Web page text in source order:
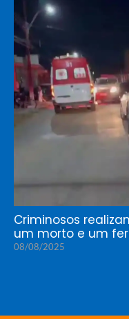
Criminosos
um morto e um
08/08/2025